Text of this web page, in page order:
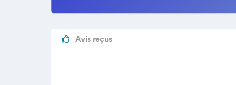
Avis reçus